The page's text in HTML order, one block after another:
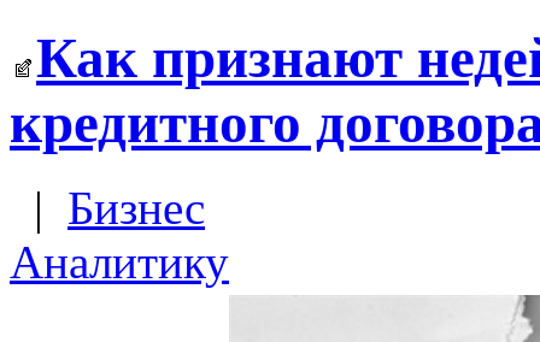
Как признают
кредитного
| Бизнес
Аналитику